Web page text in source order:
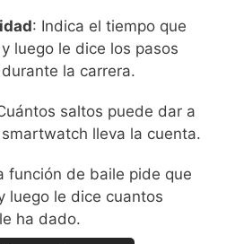
: Indica el tiempo que
luego le dice los pasos
la carrera.
saltos puede dar a
lleva la cuenta.
función de baile pide que
luego le dice cuantos
ha dado.